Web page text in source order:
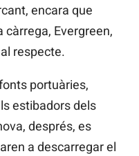
encara que
càrrega, Evergreen,
respecte.
portuàries,
estibadors dels
després, es
a descarregar el